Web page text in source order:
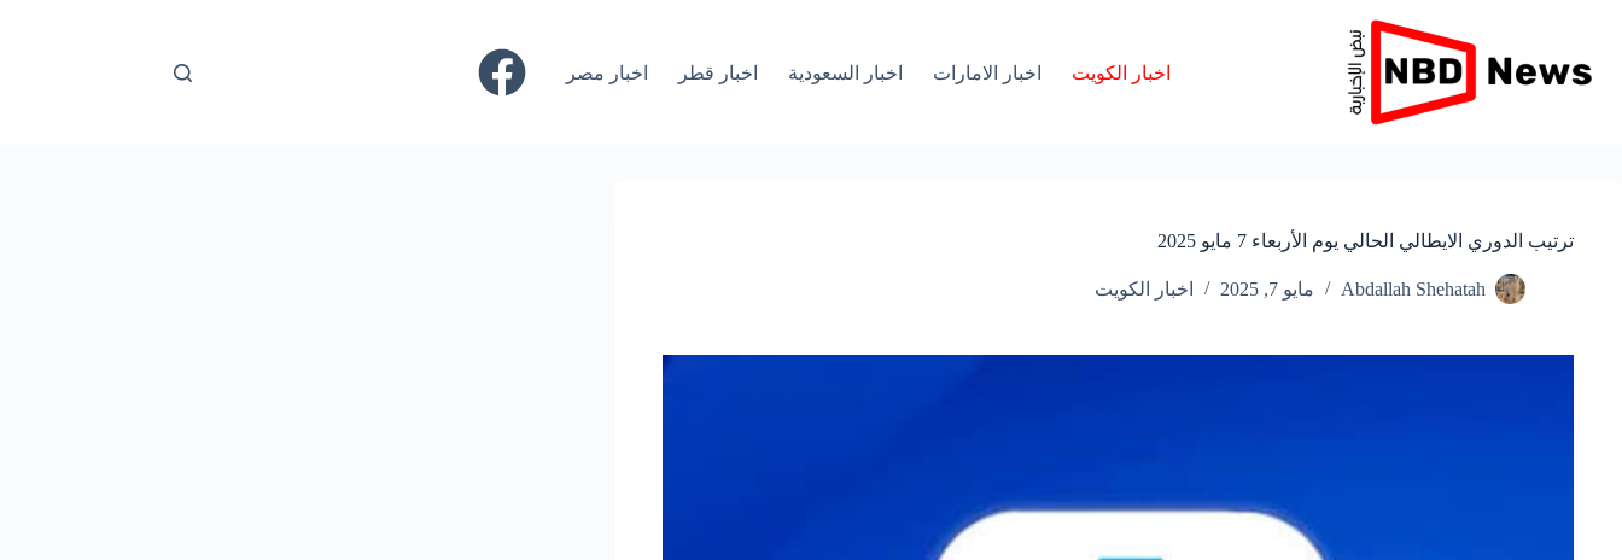
اخبار الكويت اخبار الامارات اخبار السعودية اخبار قطر اخبار مصر
ترتيب الدوري الايطالي الحالي يوم الأربعاء 7 مايو 2025
Abdallah Shehatah مايو 7, 2025 اخبار الكويت